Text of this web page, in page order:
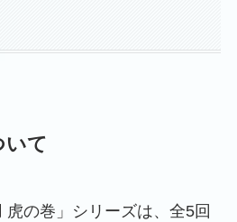
いて
虎の巻」シリーズは、全5回